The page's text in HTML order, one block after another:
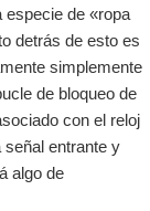
especie de «ropa
detrás de esto es
simplemente
de bloqueo de
con el reloj
entrante y
algo de